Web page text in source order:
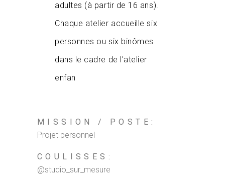
adultes (à partir de 16 ans).
Chaque atelier accueille six
personnes ou six binômes
dans le cadre de l'atelier
enfan
MISSION / POSTE:
Projet personnel
COULISSES:
@studio_sur_mesure